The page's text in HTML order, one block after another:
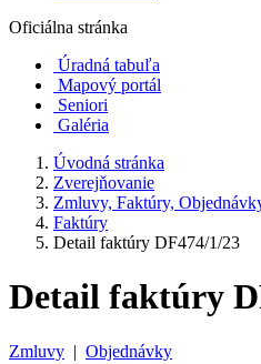
Oficiálna stránka
Úradná tabuľa
Mapový portál
Seniori
Galéria
Úvodná stránka
Zverejňovanie
Zmluvy, Faktúry,
Faktúry
Detail faktúry DF474/1/23
Detail faktúry
Zmluvy | Objednávky